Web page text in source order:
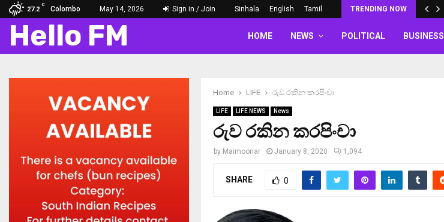
27.2
C
Colombo May 14, 2026 Sign in / Join Sinhala English Tamil TRENDING NOW
Hello FM HOME NEWS POLITICAL BUSINESS
Home LIFE රුව රකින කරපිංචා
LIFE LIFE NEWS News
රුව රකින කරපිංචා
by Maimoonar January 8, 2020 1,094
SHARE 0